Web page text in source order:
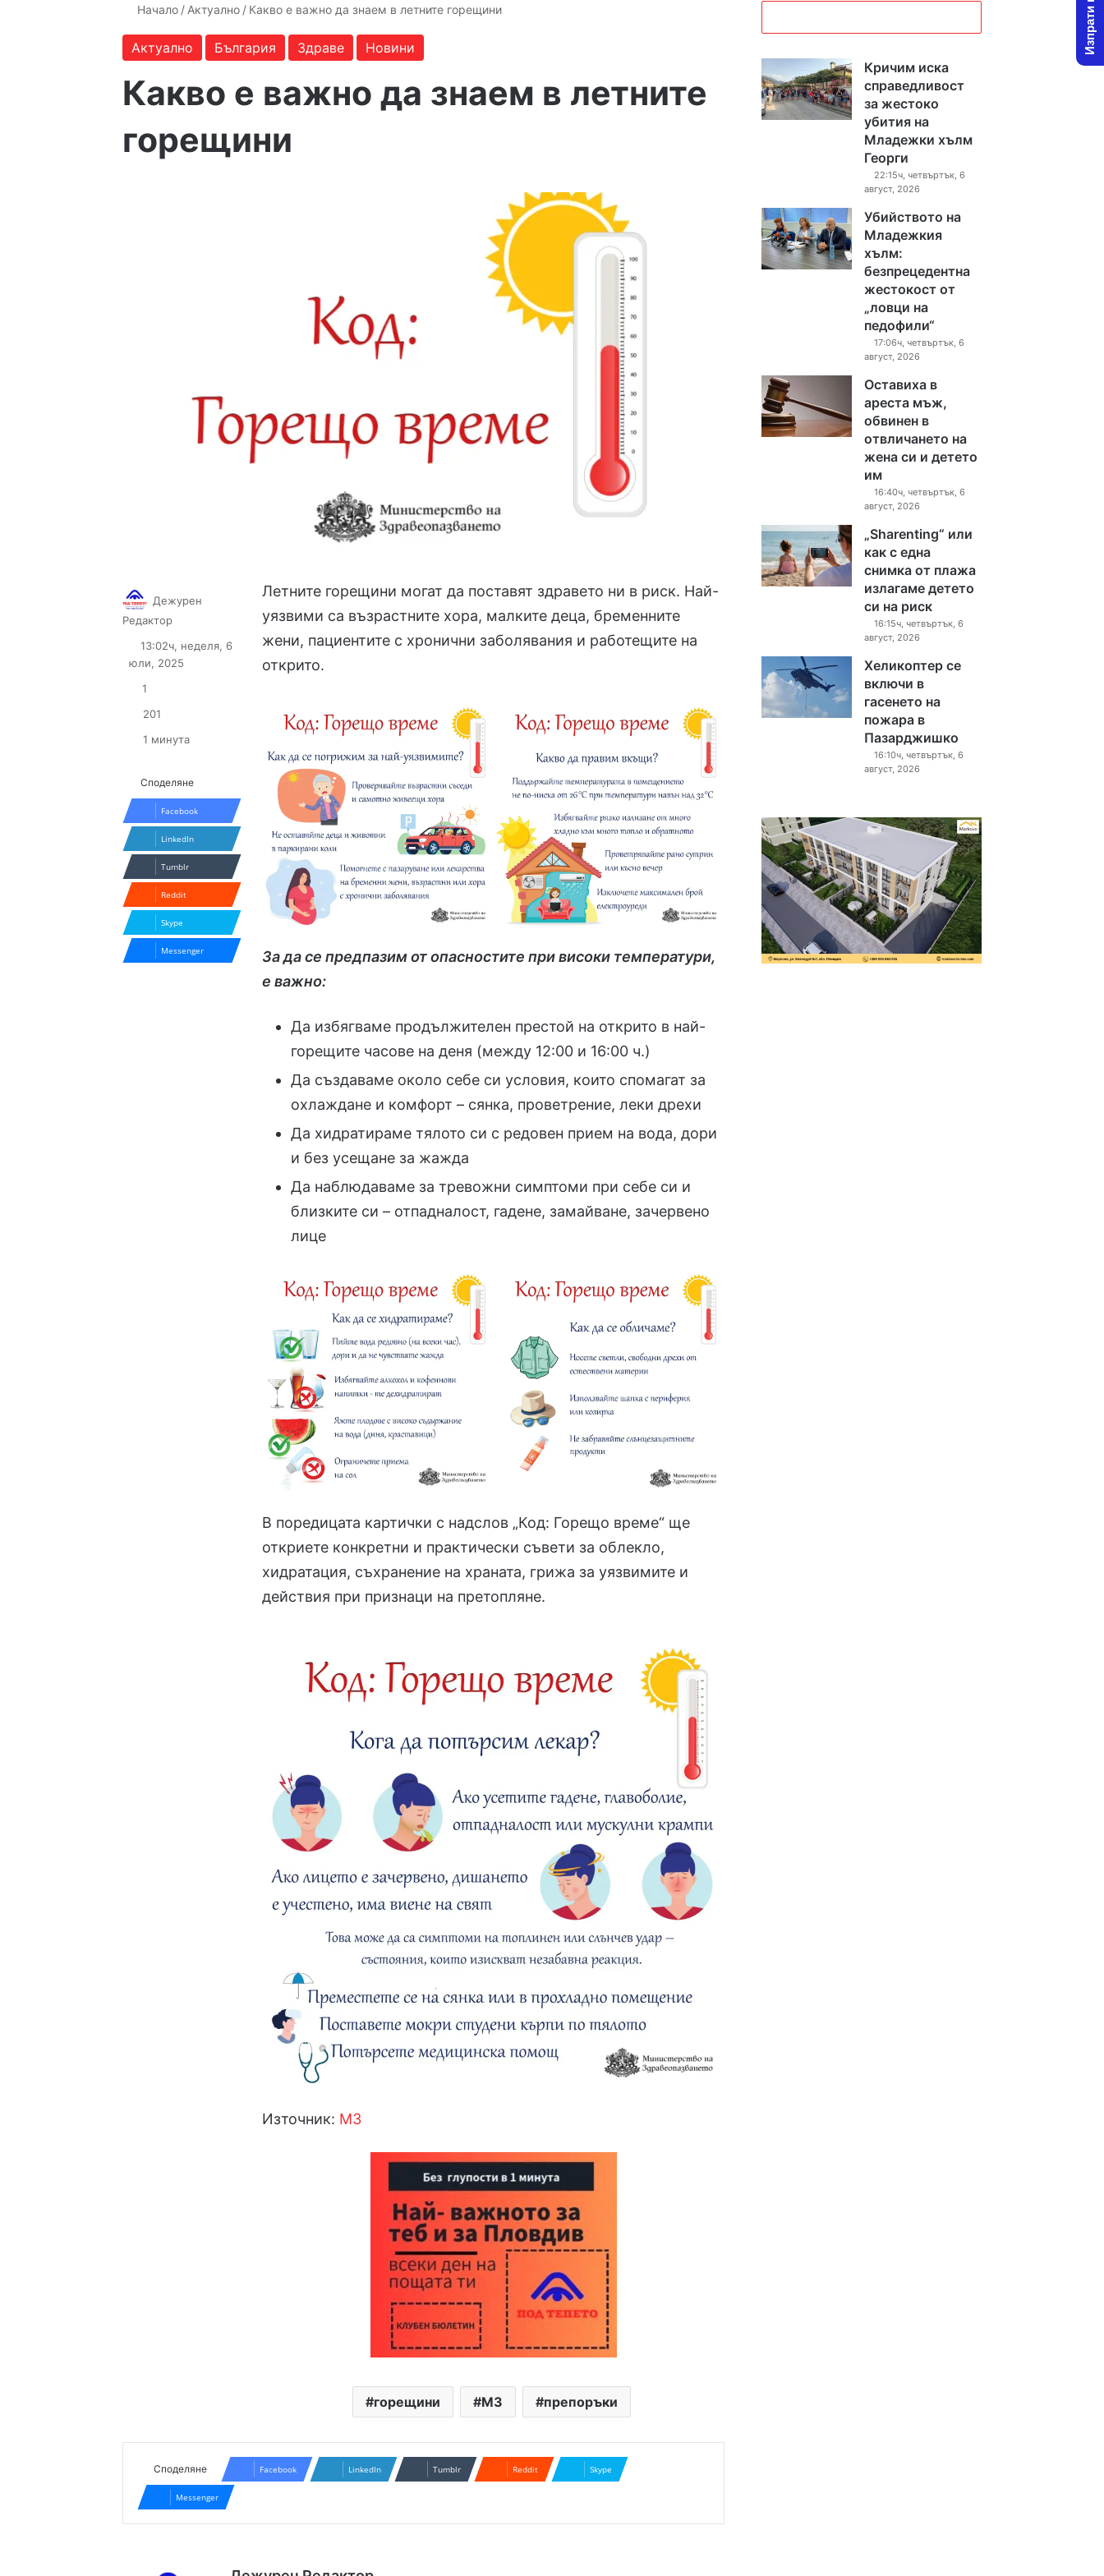
Начало / Актуално / Какво е важно да знаем в летните горещини
Актуално България Здраве Новини
Какво е важно да знаем в летните
горещини
Летните горещини могат да поставят здравето ни в риск. Най-
уязвими са възрастните хора, малките деца, бременните
жени, пациентите с хронични заболявания и работещите на
открито.
За да се предпазим от опасностите при високи температури,
е важно:
Да избягваме продължителен престой на открито в най-
горещите часове на деня (между 12:00 и 16:00 ч.)
Да създаваме около себе си условия, които спомагат за
охлаждане и комфорт – сянка, проветрение, леки дрехи
Да хидратираме тялото си с редовен прием на вода, дори
и без усещане за жажда
Да наблюдаваме за тревожни симптоми при себе си и
близките си – отпадналост, гадене, замайване, зачервено
лице
В поредицата картички с надслов „Код: Горещо време“ ще
откриете конкретни и практически съвети за облекло,
хидратация, съхранение на храната, грижа за уязвимите и
действия при признаци на претопляне.
Източник: МЗ
горещини МЗ препоръки
Дежурен
Редактор
X email
13:02ч, неделя, 6
юли, 2025
1
201
1 минута
Споделяне
Facebook
LinkedIn
Tumblr
Reddit
Skype
Messenger
Споделяне Facebook LinkedIn Tumblr Reddit Skype
Messenger
Кричим иска
справедливост
за жестоко
убития на
Младежки хълм
Георги
22:15ч, четвъртък, 6
август, 2026
Убийството на
Младежкия
хълм:
безпрецедентна
жестокост от
„ловци на
педофили“
17:06ч, четвъртък, 6
август, 2026
Оставиха в
ареста мъж,
обвинен в
отвличането на
жена си и детето
им
16:40ч, четвъртък, 6
август, 2026
„Sharenting“ или
как с една
снимка от плажа
излагаме детето
си на риск
16:15ч, четвъртък, 6
август, 2026
Хеликоптер се
включи в
гасенето на
пожара в
Пазарджишко
16:10ч, четвъртък, 6
август, 2026